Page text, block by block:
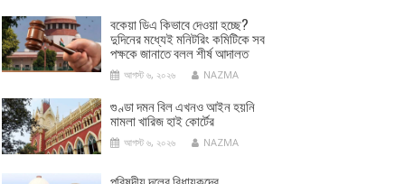
বকেয়া ডিএ কিভাবে দেওয়া হচ্ছে?
দুদিনের মধ্যেই মনিটরিং কমিটিকে সব
পক্ষকে জানাতে বলল শীর্ষ আদালত
আগস্ট ৬, ২০২৬ NAZMA
গুণ্ডা দমন বিল এখনও আইন হয়নি
মামলা খারিজ হাই কোর্টের
আগস্ট ৬, ২০২৬ NAZMA